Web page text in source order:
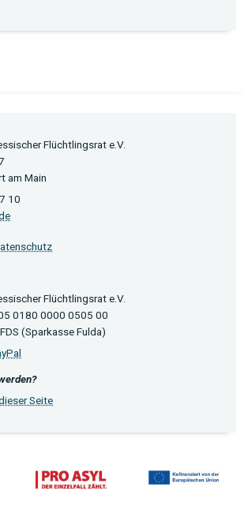
Flüchtlingsrat e.V.
am Main
10
Flüchtlingsrat e.V.
0180 0000 0505 00
(Sparkasse Fulda)
Seite